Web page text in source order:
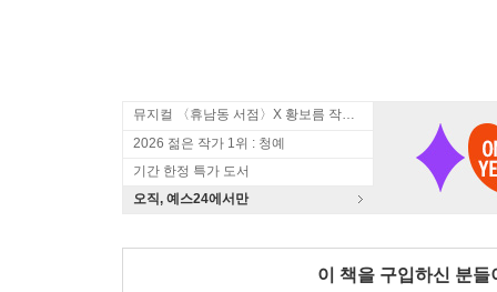
뮤지컬 〈휴남동 서점〉X 황보름 작가 북토크
2026 젊은 작가 1위 : 청예
기간 한정 특가 도서
오직, 예스24에서만
이 책을 구입하신 분